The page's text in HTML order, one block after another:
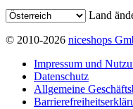
Land
© 2010-2026 niceshops
Impressum und
Datenschutz
Allgemeine